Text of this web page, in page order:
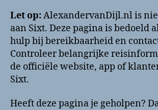
Let op:AlexandervanDijl.nl is
aan Sixt. Deze pagina is bedoeld
hulp bij bereikbaarheid en
Controleer belangrijke
de officiële website, app of
Sixt.
Heeft deze pagina je geholpen?